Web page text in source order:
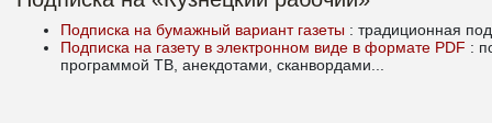
Подписка на бумажный вариант газеты : традиционная
Подписка на газету в электронном виде в формате PDF :
программой ТВ, анекдотами, сканвордами...